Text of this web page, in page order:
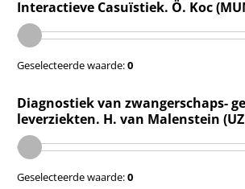
Interactieve Casuïstiek. Ö. Koc
Geselecteerde waarde:0
Diagnostiek van zwangerschaps-
leverziekten. H. van Malenstein
Geselecteerde waarde:0